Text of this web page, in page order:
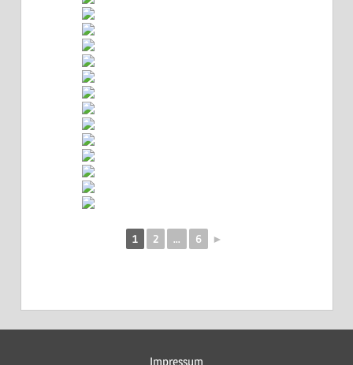
1 2 ... 6 ►
Impressum